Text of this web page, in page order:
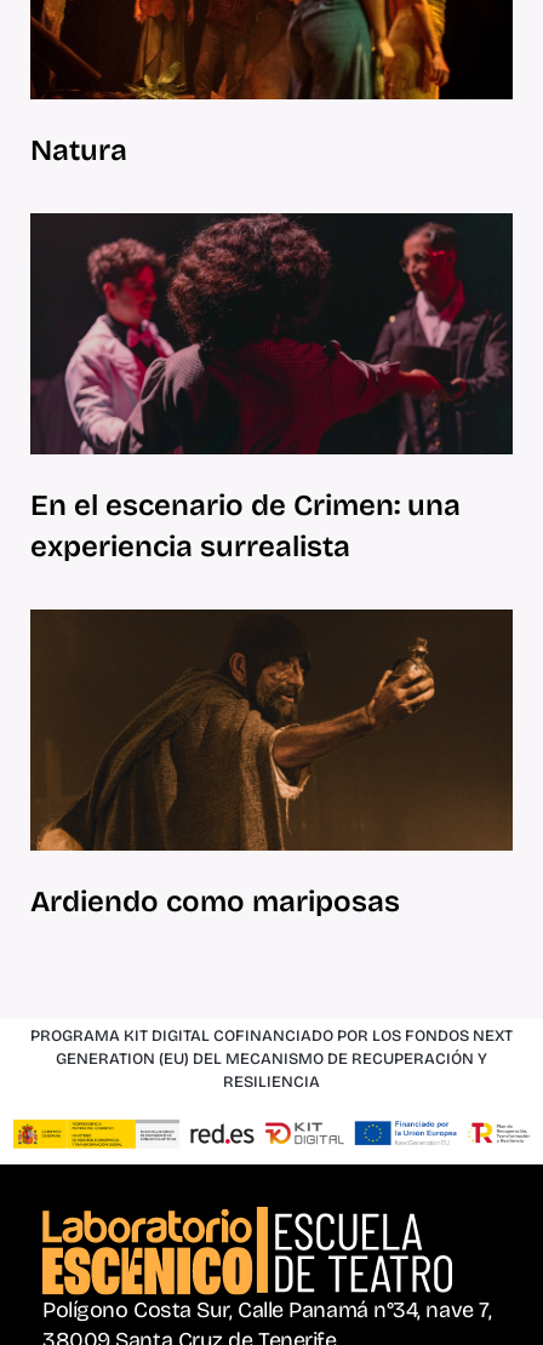
Natura
En el escenario de Crimen: una
experiencia surrealista
Ardiendo como mariposas
PROGRAMA KIT DIGITAL COFINANCIADO POR LOS FONDOS NEXT
GENERATION (EU) DEL MECANISMO DE RECUPERACIÓN Y
RESILIENCIA
Polígono Costa Sur, Calle Panamá n°34, nave 7,